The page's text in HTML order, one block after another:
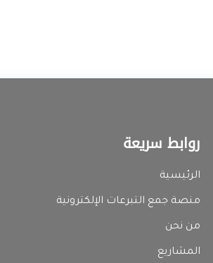
روابط سريعة
الرئيسية
منصة جمع التبرعات الإلكترونية
من نحن
المشاريع